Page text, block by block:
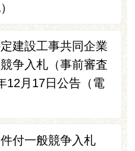
建設工事共同企業
争入札（事前審査
12月17日公告（電
付一般競争入札